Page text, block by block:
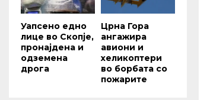
Уапсено едно
лице во Скопје,
пронајдена и
одземена
дрога
Црна Гора
ангажира
авиони и
хеликоптери
во борбата со
пожарите